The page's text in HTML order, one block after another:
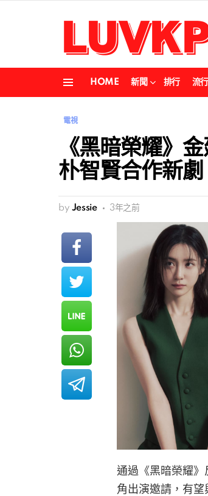
HOME 新聞 排行 流行
電視
《黑暗榮耀》
朴智賢合作新劇
by Jessie 3年之前
通過《黑暗榮耀
角出演邀請，有望